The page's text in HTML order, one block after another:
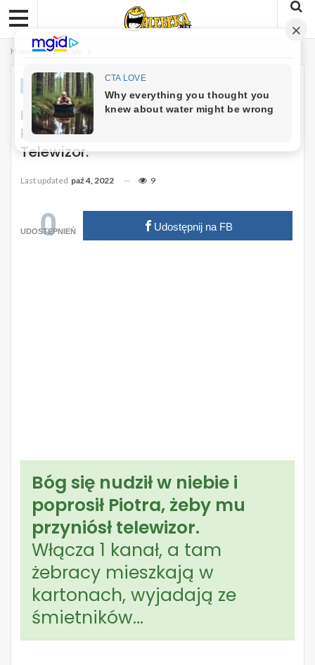
Home Dowcipy
DOWCIPY
Kawał: Bóg Się Nudził W Niebie I
Poprosił Piotra, Żeby Mu Przyniósł
Telewizor.
Last updated paź 4, 2022 9
0
UDOSTĘPNIEŃ Udostępnij na FB
Bóg się nudził w niebie i
poprosił Piotra, żeby mu
przyniósł telewizor.
Włącza 1 kanał, a tam
żebracy mieszkają w
kartonach, wyjadają ze
śmietników…